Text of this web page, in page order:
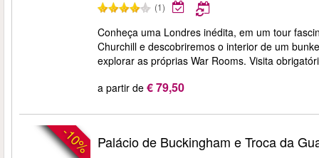
(1)
Conheça uma Londres inédita, em um tour
Churchill e descobriremos o interior de um
explorar as próprias War Rooms. Visita
a partir de € 79,50
-10% Palácio de Buckingham e Troca da